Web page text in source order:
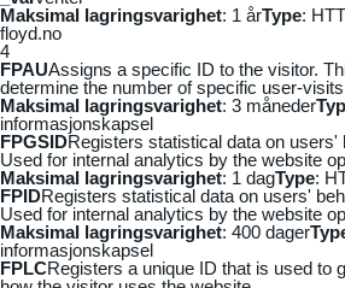
Maksimal lagringsvarighet: 1 årType:
floyd.no
4
FPAUAssigns a specific ID to the visitor.
determine the number of specific user-
Maksimal lagringsvarighet: 3 måneder
informasjonskapsel
FPGSIDRegisters statistical data on users'
Used for internal analytics by the website
Maksimal lagringsvarighet: 1 dagType:
FPIDRegisters statistical data on users'
Used for internal analytics by the website
Maksimal lagringsvarighet: 400 dager
informasjonskapsel
FPLCRegisters a unique ID that is used to